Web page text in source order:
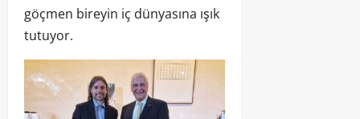
göçmen bireyin iç dünyasına ışık
tutuyor.